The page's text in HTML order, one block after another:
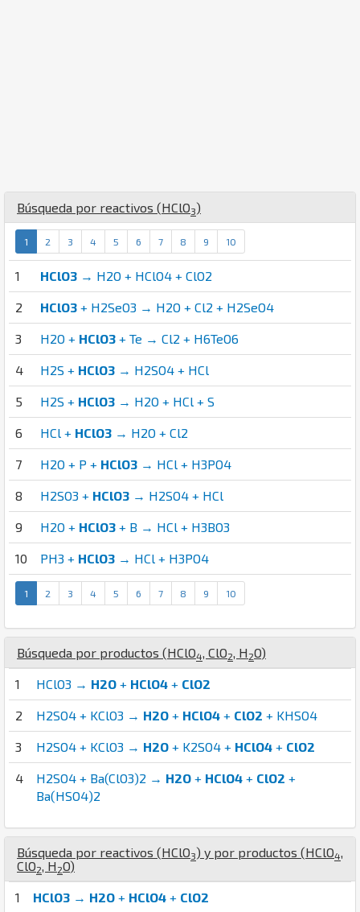
Búsqueda por reactivos (HClO3)
1 2 3 4 5 6 7 8 9 10
1 HClO3 → H2O + HClO4 + ClO2
2 HClO3 + H2SeO3 → H2O + Cl2 + H2SeO4
3 H2O + HClO3 + Te → Cl2 + H6TeO6
4 H2S + HClO3 → H2SO4 + HCl
5 H2S + HClO3 → H2O + HCl + S
6 HCl + HClO3 → H2O + Cl2
7 H2O + P + HClO3 → HCl + H3PO4
8 H2SO3 + HClO3 → H2SO4 + HCl
9 H2O + HClO3 + B → HCl + H3BO3
10 PH3 + HClO3 → HCl + H3PO4
1 2 3 4 5 6 7 8 9 10
Búsqueda por productos (HClO4, ClO2, H 2O)
1 HClO3 → H2O + HClO4 + ClO2
2 H2SO4 + KClO3 → H2O + HClO4 + ClO2 + KHSO4
3 H2SO4 + KClO3 → H2O + K2SO4 + HClO4 + ClO2
4 H2SO4 + Ba(ClO3)2 → H2O + HClO4 + ClO2 +
Ba(HSO4)2
Búsqueda por reactivos (HClO3) y por productos (HClO4,
ClO2, H 2O)
1 HClO3 → H2O + HClO4 + ClO2